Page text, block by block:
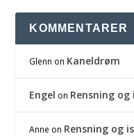
KOMMENTARER
Glenn on Kaneldrøm
Engel on Rensning
Anne on Rensning og